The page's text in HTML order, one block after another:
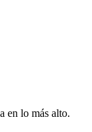
en lo más alto.